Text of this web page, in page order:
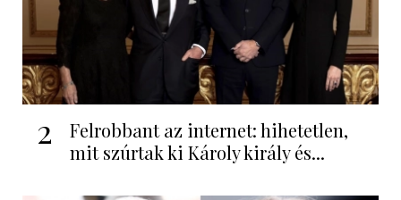
2
Felrobbant az internet: hihetetlen,
mit szúrtak ki Károly király és...